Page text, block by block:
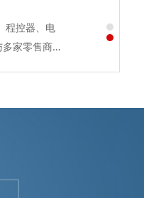
程控器、电
家零售商和